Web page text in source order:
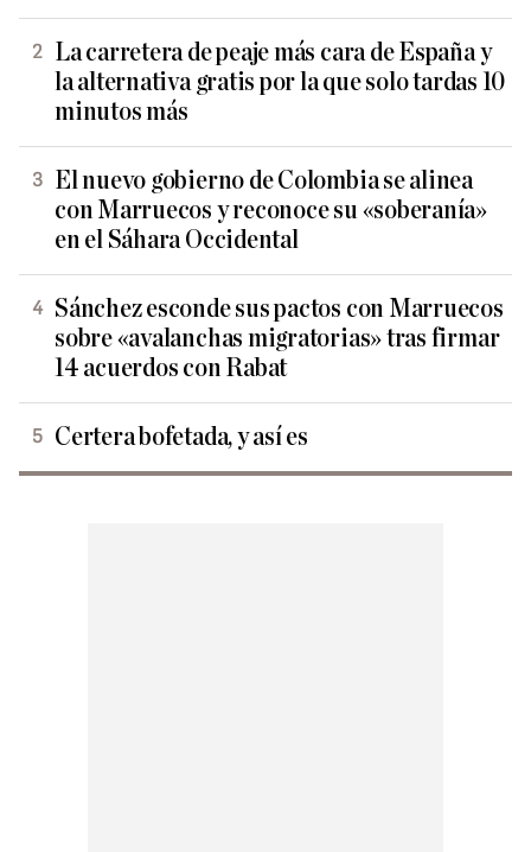
La carretera de peaje más cara de España y
la alternativa gratis por la que solo tardas 10
minutos más
El nuevo gobierno de Colombia se alinea
con Marruecos y reconoce su «soberanía»
en el Sáhara Occidental
Sánchez esconde sus pactos con Marruecos
sobre «avalanchas migratorias» tras firmar
14 acuerdos con Rabat
Certera bofetada, y así es